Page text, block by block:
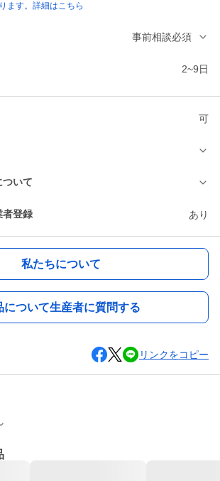
ます。詳細はこちら
事前相談必須
2~9日
可
ついて
者登録 あり
私たちについて
について生産者に質問する
リンクをコピー